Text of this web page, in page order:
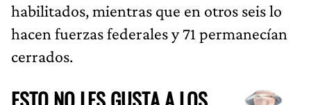
habilitados, mientras que en otros seis lo
hacen fuerzas federales y 71 permanecían
cerrados.